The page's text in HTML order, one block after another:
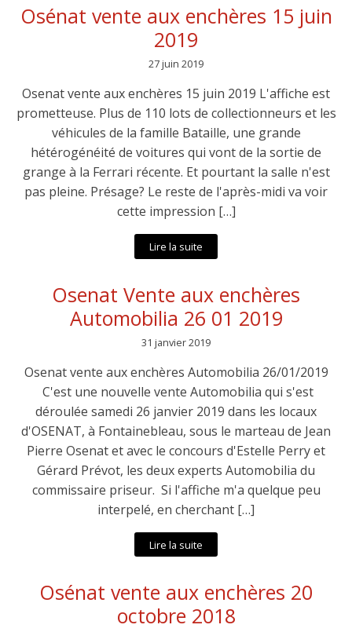
Osénat vente aux enchères 15 juin
2019
27 juin 2019
Osenat vente aux enchères 15 juin 2019 L'affiche est
prometteuse. Plus de 110 lots de collectionneurs et les
véhicules de la famille Bataille, une grande
hétérogénéité de voitures qui vont de la sortie de
grange à la Ferrari récente. Et pourtant la salle n'est
pas pleine. Présage? Le reste de l'après-midi va voir
cette impression […]
Lire la suite
Osenat Vente aux enchères
Automobilia 26 01 2019
31 janvier 2019
Osenat vente aux enchères Automobilia 26/01/2019
C'est une nouvelle vente Automobilia qui s'est
déroulée samedi 26 janvier 2019 dans les locaux
d'OSENAT, à Fontainebleau, sous le marteau de Jean
Pierre Osenat et avec le concours d'Estelle Perry et
Gérard Prévot, les deux experts Automobilia du
commissaire priseur. Si l'affiche m'a quelque peu
interpelé, en cherchant […]
Lire la suite
Osénat vente aux enchères 20
octobre 2018